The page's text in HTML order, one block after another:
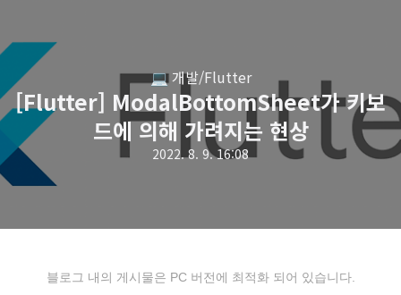
💻 개발/Flutter
[Flutter] ModalBottomSheet가 키보
드에 의해 가려지는 현상
2022. 8. 9. 16:08
블로그 내의 게시물은 PC 버전에 최적화 되어 있습니다.